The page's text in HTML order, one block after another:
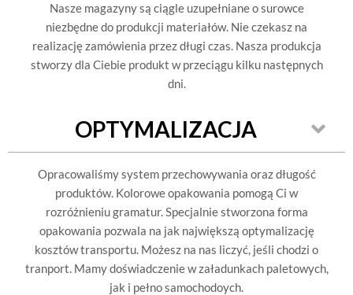
Nasze magazyny są ciągle uzupełniane o surowce
niezbędne do produkcji materiałów. Nie czekasz na
realizację zamówienia przez długi czas. Nasza produkcja
stworzy dla Ciebie produkt w przeciągu kilku następnych
dni.
OPTYMALIZACJA
Opracowaliśmy system przechowywania oraz długość
produktów. Kolorowe opakowania pomogą Ci w
rozróżnieniu gramatur. Specjalnie stworzona forma
opakowania pozwala na jak największą optymalizację
kosztów transportu. Możesz na nas liczyć, jeśli chodzi o
tranport. Mamy doświadczenie w załadunkach paletowych,
jak i pełno samochodoych.